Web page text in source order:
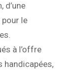
d’une
le
à l’offre
handicapées,